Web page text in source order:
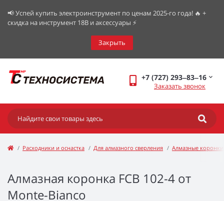
📢 Успей купить электроинструмент по ценам 2025-го года! 🔥 +
скидка на инструмент 18В и аксессуары ⚡️
Закрыть
+7 (727) 293‒83‒16
Заказать звонок
Расходники и оснастка Для алмазного сверления Алмазные коронки
Алмазная коронка FCB 102-4 от
Monte-Bianco